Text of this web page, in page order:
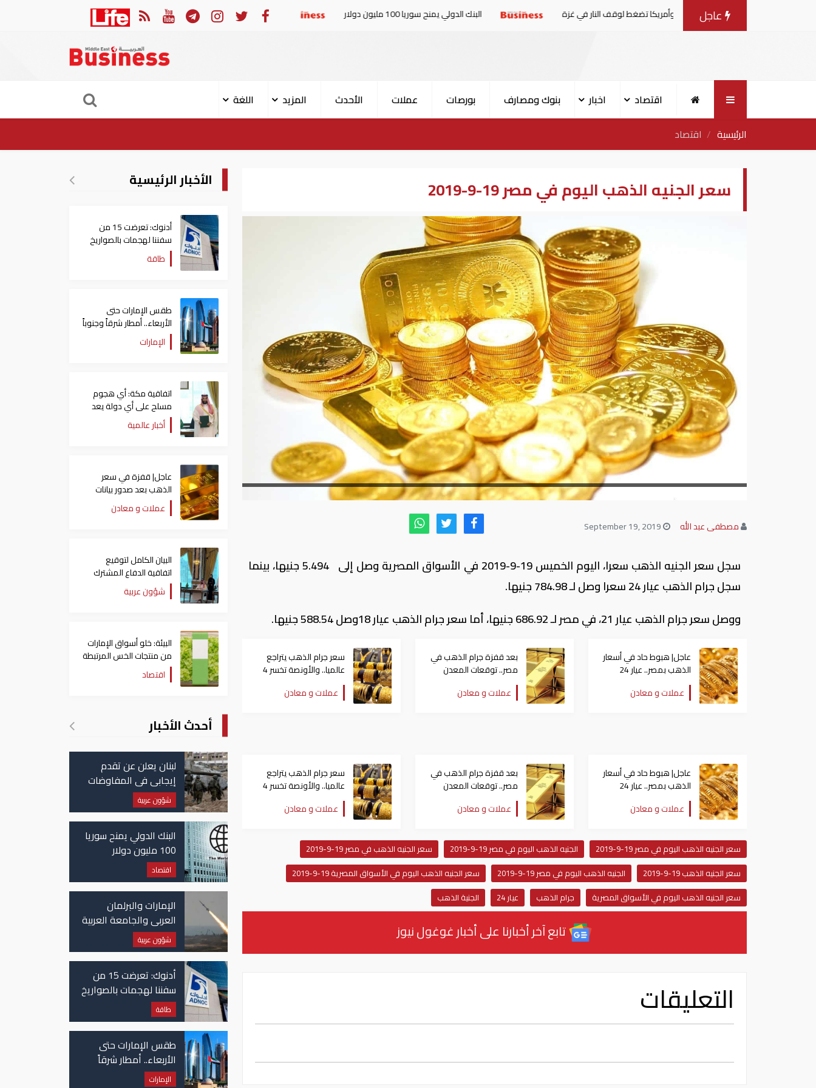
عاجل
المفاوضات مع إسرائيل.. وأمريكا تضغط لوقف النار في غزة البنك الدولي يمنح سوريا 100 مليون دولار الإمارات والبرلمان العربي والجامعة العربية يدينون الهجوم الحوثي على نجران بالسعودية
اقتصاد اخبار بنوك ومصارف بورصات عملات الأحدث المزيد
اللغة
الرئيسية
اقتصاد
سعر الجنيه الذهب اليوم في مصر 19-9-2019
مصطفى عبد الله
سجل سعر الجنيه الذهب سعرا، اليوم الخميس 19-9-2019 في الأسواق المصرية وصل إلى 5.494 جنيها، بينما
سجل جرام الذهب عيار 24 سعرا وصل لـ 784.98 جنيها.
ووصل سعر جرام الذهب عيار 21، في مصر لـ 686.92 جنيها، أما سعر جرام الذهب عيار 18وصل 588.54 جنيها.
عاجل| هبوط حاد في أسعار
الذهب بمصر.. عيار 24
واحدة
عملات و معادن
بعد قفزة جرام الذهب في
مصر.. توقعات المعدن
الأصفر للفترة المقبلة
عملات و معادن
سعر جرام الذهب يتراجع
عالميا.. والأونصة تخسر 4
دولارات جدد
عملات و معادن
عاجل| هبوط حاد في أسعار
الذهب بمصر.. عيار 24
واحدة
عملات و معادن
بعد قفزة جرام الذهب في
مصر.. توقعات المعدن
الأصفر للفترة المقبلة
عملات و معادن
سعر جرام الذهب يتراجع
عالميا.. والأونصة تخسر 4
دولارات جدد
عملات و معادن
سعر الجنيه الذهب اليوم في مصر 19-9-2019 الجنيه الذهب اليوم في مصر 19-9-2019
سعر الجنيه الذهب في مصر 19-9-2019
سعر الجنيه الذهب 19-9-2019
الجنيه الذهب اليوم في مصر 19-9-2019
سعر الجنيه الذهب اليوم في الأسواق المصرية 19-9-2019
سعر الجنيه الذهب اليوم في الأسواق المصرية
جرام الذهب عيار 24 الجنية الذهب
تابع آخر أخبارنا على أخبار غوغول نيوز
التعليقات
الأخبار الرئيسية
أدنوك: تعرضت 15 من
سفننا لهجمات بالصواريخ
والطائرات المسيّرة منذ
بداية النزاع
طاقة
طقس الإمارات حتى
الأربعاء.. أمطار شرقاً وجنوباً
وانخفاض تدريجي للحرارة
الإمارات
اتفاقية مكة: أي هجوم
مسلح على أي دولة يعد
هجوما على الدول الثلاث
جميعا
أخبار عالمية
عاجل| قفزة في سعر
الذهب بعد صدور بيانات
الوظائف الأمريكية
عملات و معادن
البيان الكامل لتوقيع
اتفاقية الدفاع المشترك
بين السعودية وتركيا
وباكستان
شؤون عربية
البيئة: خلو أسواق الإمارات
من منتجات الخس المرتبطة
بتفشي داء السيكلوسبورا
اقتصاد
أحدث الأخبار
لبنان يعلن عن تقدم
إيجابي في المفاوضات
مع إسرائيل.. وأمريكا
تضغط لوقف النار في
غزة
شؤون عربية
البنك الدولي يمنح سوريا
100 مليون دولار
اقتصاد
الإمارات والبرلمان
العربي والجامعة العربية
يدينون الهجوم الحوثي
على نجران بالسعودية
شؤون عربية
أدنوك: تعرضت 15 من
سفننا لهجمات بالصواريخ
والطائرات المسيّرة منذ
بداية النزاع
طاقة
طقس الإمارات حتى
الأربعاء.. أمطار شرقاً
وجنوباً وانخفاض
الإمارات